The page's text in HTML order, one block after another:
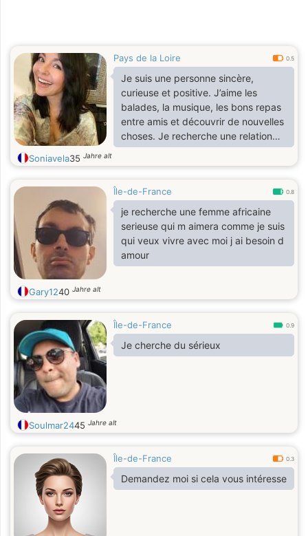
Pays de la Loire 0.5
Je suis une personne sincère,
curieuse et positive. J’aime les
balades, la musique, les bons repas
entre amis et découvrir de nouvelles
choses. Je recherche une relation
basée sur le respect, la complicité et
l’humour.
Soniavela35 Jahre alt
Île-de-France 0.8
je recherche une femme africaine
serieuse qui m aimera comme je suis
qui veux vivre avec moi j ai besoin d
amour
Gary1240 Jahre alt
Île-de-France 0.9
Je cherche du sérieux
Soulmar2445 Jahre alt
Île-de-France 0.3
Demandez moi si cela vous intéresse